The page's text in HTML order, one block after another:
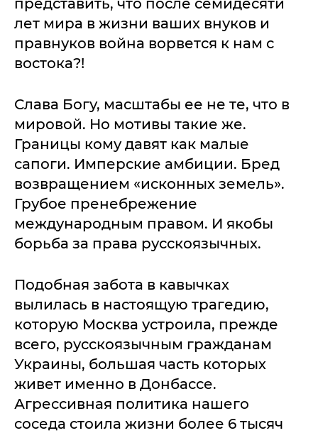
представить, что после семидесяти
лет мира в жизни ваших внуков и
правнуков война ворвется к нам с
востока?!
Слава Богу, масштабы ее не те, что в
мировой. Но мотивы такие же.
Границы кому давят как малые
сапоги. Имперские амбиции. Бред
возвращением «исконных земель».
Грубое пренебрежение
международным правом. И якобы
борьба за права русскоязычных.
Подобная забота в кавычках
вылилась в настоящую трагедию,
которую Москва устроила, прежде
всего, русскоязычным гражданам
Украины, большая часть которых
живет именно в Донбассе.
Агрессивная политика нашего
соседа стоила жизни более 6 тысяч